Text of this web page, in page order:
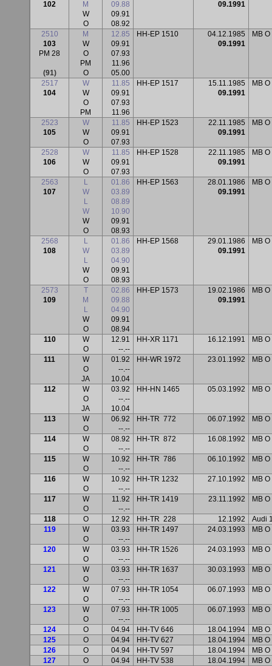
102
M
W
O
09.88
09.91
08.92
09.1991
2510
103
PM 28
(91)
M
W
O
PM
O
12.85
09.91
07.93
11.96
05.00
HH-EP 1510
04.12.1985
09.1991
MB
2517
104
W
W
O
PM
11.85
09.91
07.93
11.96
HH-EP 1517
15.11.1985
09.1991
MB
2523
105
W
W
O
11.85
09.91
07.93
HH-EP 1523
22.11.1985
09.1991
MB
2528
106
W
W
O
11.85
09.91
07.93
HH-EP 1528
22.11.1985
09.1991
MB
2563
107
L
W
L
W
W
O
01.86
03.89
08.89
10.90
09.91
08.93
HH-EP 1563
28.01.1986
09.1991
MB
2568
108
L
W
L
W
O
01.86
03.89
04.90
09.91
08.93
HH-EP 1568
29.01.1986
09.1991
MB
2573
109
T
M
L
W
O
02.86
09.88
04.90
09.91
08.94
HH-EP 1573
19.02.1986
09.1991
MB
110
W
O
12.91
--.--
HH-XR 1171 16.12.1991 MB
111
W
O
JA
01.92
--.--
10.04
HH-WR 1972 23.01.1992 MB
112
W
O
JA
03.92
--.--
10.04
HH-HN 1465 05.03.1992 MB
113
W
O
06.92
--.--
HH-TR 772 06.07.1992 MB
114
W
O
08.92
--.--
HH-TR 872 16.08.1992 MB
115
W
O
10.92
--.--
HH-TR 786 06.10.1992 MB
116
W
O
10.92
--.--
HH-TR 1232 27.10.1992 MB
117
W
O
11.92
--.--
HH-TR 1419 23.11.1992 MB
118 O 12.92 HH-TR 228 12.1992
Audi
119
W
O
03.93
--.--
HH-TR 1497 24.03.1993 MB
120
W
O
03.93
--.--
HH-TR 1526 24.03.1993 MB
121
W
O
03.93
--.--
HH-TR 1637 30.03.1993 MB
122
W
O
07.93
--.--
HH-TR 1054 06.07.1993 MB
123
W
O
07.93
--.--
HH-TR 1005 06.07.1993 MB
124 O 04.94 HH-TV 646 18.04.1994
MB
125
O 04.94 HH-TV 627 18.04.1994
MB
126
O 04.94 HH-TV 597 18.04.1994
MB
127
O 04.94 HH-TV 538 18.04.1994
MB